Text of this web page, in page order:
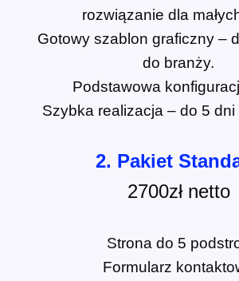
rozwiązanie dla
Gotowy szablon graficzny –
do branży.
Podstawowa
Szybka realizacja – do 5
2. Pakiet
2700zł netto
Strona do 5
Formularz